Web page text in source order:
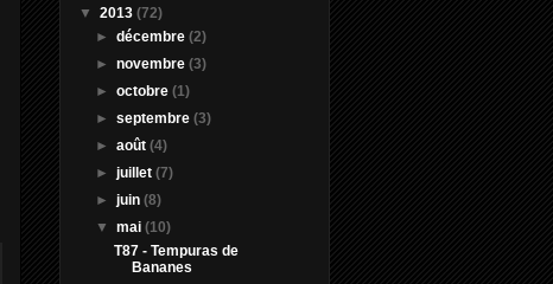
▼ 2013 (72)
►décembre(2)
►novembre(3)
►octobre(1)
►septembre(3)
►août(4)
►juillet(7)
►juin(8)
▼mai(10)
T87 - Tempuras de
Bananes